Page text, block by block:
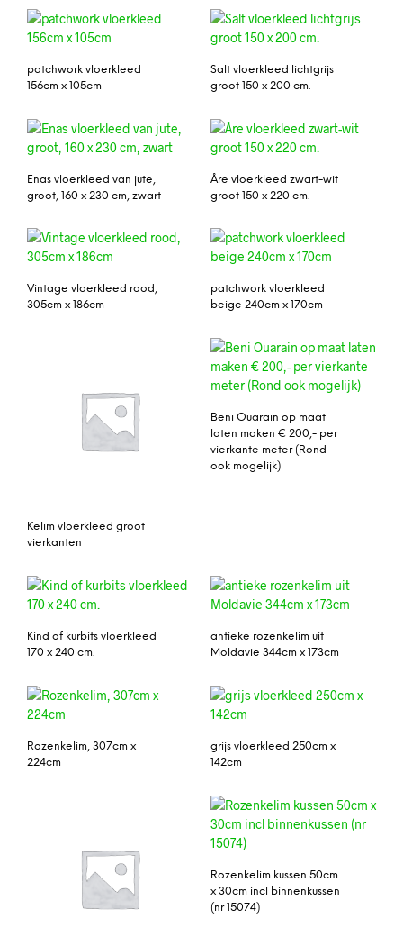
patchwork vloerkleed
156cm x 105cm
Salt vloerkleed lichtgrijs
groot 150 x 200 cm.
Enas vloerkleed van jute,
groot, 160 x 230 cm, zwart
Åre vloerkleed zwart-wit
groot 150 x 220 cm.
Vintage vloerkleed rood,
305cm x 186cm
patchwork vloerkleed
beige 240cm x 170cm
Kelim vloerkleed groot
vierkanten
Beni Ouarain op maat
laten maken € 200,- per
vierkante meter (Rond
ook mogelijk)
Kind of kurbits vloerkleed
170 x 240 cm.
antieke rozenkelim uit
Moldavie 344cm x 173cm
Rozenkelim, 307cm x
224cm
grijs vloerkleed 250cm x
142cm
Rozenkelim kussen 50cm
x 30cm incl binnenkussen
(nr 15074)